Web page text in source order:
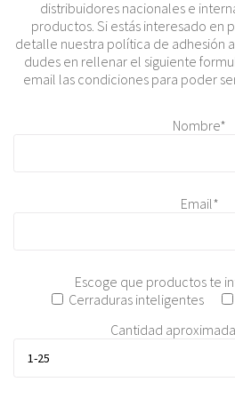
distribuidores nacionales e
productos. Si estás interesado en
detalle nuestra política de adhesión
dudes en rellenar el siguiente
email las condiciones para poder
Nombre*
Email*
Escoge que productos te
Cerraduras inteligentes
Cantidad